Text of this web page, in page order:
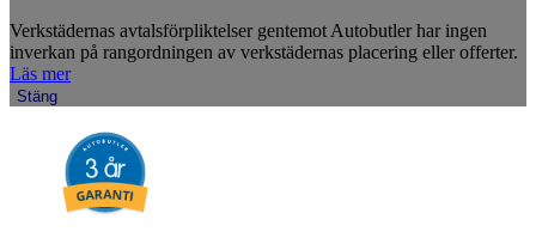
Verkstädernas avtalsförpliktelser gentemot Autobutler har ingen
inverkan på rangordningen av verkstädernas placering eller offerter.
Läs mer
Stäng